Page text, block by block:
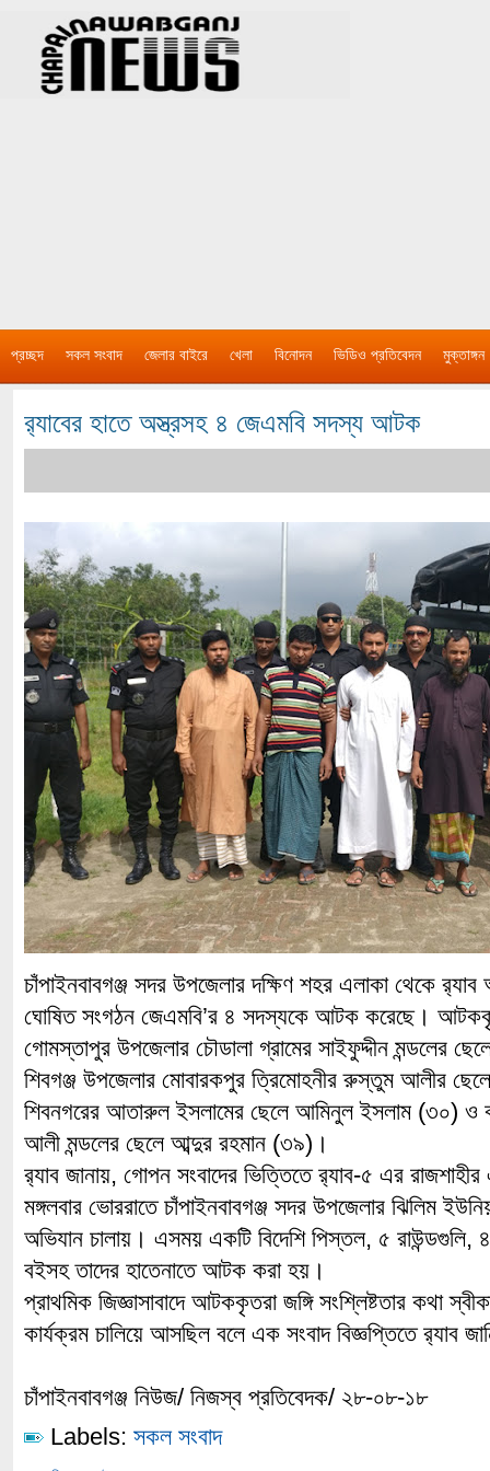
প্রচ্ছদ সকল সংবাদ জেলার বাইরে খেলা বিনোদন ভিডিও প্রতিবেদন মুক্তাঙ্গন
র‌্যাবের হাতে অস্ত্রসহ ৪ জেএমবি সদস্য আটক
চাঁপাইনবাবগঞ্জ সদর উপজেলার দক্ষিণ শহর এলাকা থেকে র‌্যাব
ঘোষিত সংগঠন জেএমবি’র ৪ সদস্যকে আটক করেছে।
গোমস্তাপুর উপজেলার চৌডালা গ্রামের সাইফুদ্দীন মন্ডলের
শিবগঞ্জ উপজেলার মোবারকপুর ত্রিমোহনীর রুস্তুম আলীর
শিবনগরের আতারুল ইসলামের ছেলে আমিনুল ইসলাম (৩০) ও
আলী মন্ডলের ছেলে আব্দুর রহমান (৩৯)।
র‌্যাব জানায়, গোপন সংবাদের ভিত্তিতে র‌্যাব-৫ এর
মঙ্গলবার ভোররাতে চাঁপাইনবাবগঞ্জ সদর উপজেলার ঝিলিম
অভিযান চালায়। এসময় একটি বিদেশি পিস্তল, ৫ রাউন্ডগুলি,
বইসহ তাদের হাতেনাতে আটক করা হয়।
প্রাথমিক জিজ্ঞাসাবাদে আটককৃতরা জঙ্গি সংশ্লিষ্টতার কথা
কার্যক্রম চালিয়ে আসছিল বলে এক সংবাদ বিজ্ঞপ্তিতে র‌্যাব
চাঁপাইনবাবগঞ্জ নিউজ/ নিজস্ব প্রতিবেদক/ ২৮-০৮-১৮
Labels: সকল সংবাদ